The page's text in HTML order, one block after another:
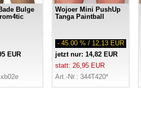
Bulge
EUR
Wojoer Mini PushUp
Tanga Paintball
- 45.00 % / 12,13 EUR
jetzt nur: 14,82 EUR
statt: 26,95 EUR
Art.-Nr.: 344T420*